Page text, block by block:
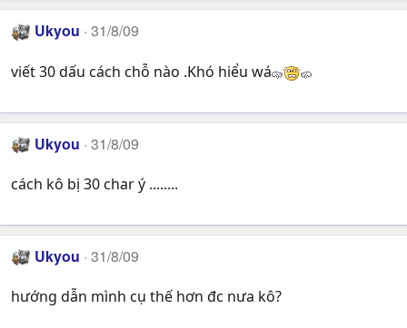
Ukyou 31/8/09
viết 30 dấu cách chỗ nào .Khó hiểu wá
Ukyou 31/8/09
cách kô bị 30 char ý ........
Ukyou 31/8/09
hướng dẫn mình cụ thế hơn đc nưa kô?